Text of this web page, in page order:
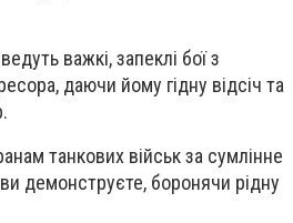
важкі, запеклі бої з
даючи йому гідну відсіч та
танкових військ за сумлінне
демонструєте, боронячи рідну